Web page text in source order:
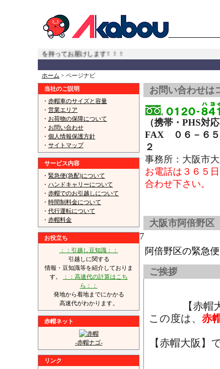
でも責任を持ってお届けします！！！
ホーム > ページナビ
当社のご説明
・ 赤帽車のサイズと容量
・ 営業エリア
・ お荷物の保障について
・ お問い合わせ
・ 個人情報保護方針
・ サイトマップ
サービス内容
・ 緊急便(急配)について
・ ハンドキャリーについて
・ 赤帽でのお引越しについて
・ 時間制料金について
・ 代行運転について
・ 赤帽料金
お役立ち
：：引越し豆知識：：
引越しに関する
情報・豆知識等を紹介しておりま
す。
：：高速代の計算はこち
ら：：
発地から着地までにかかる
高速代がわかります。
赤帽ネット
-赤帽ナゴ-
リンク
お問い合わせは
（携帯・PHS対
FAX ０６－６５
２
事務所：大阪市
お電話は３６５
合わせ下さい。
大阪市阿倍野区
7
阿倍野区の緊急
ご挨拶
【赤
この度は、 赤
【赤帽大阪